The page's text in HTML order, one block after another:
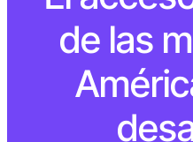
de las